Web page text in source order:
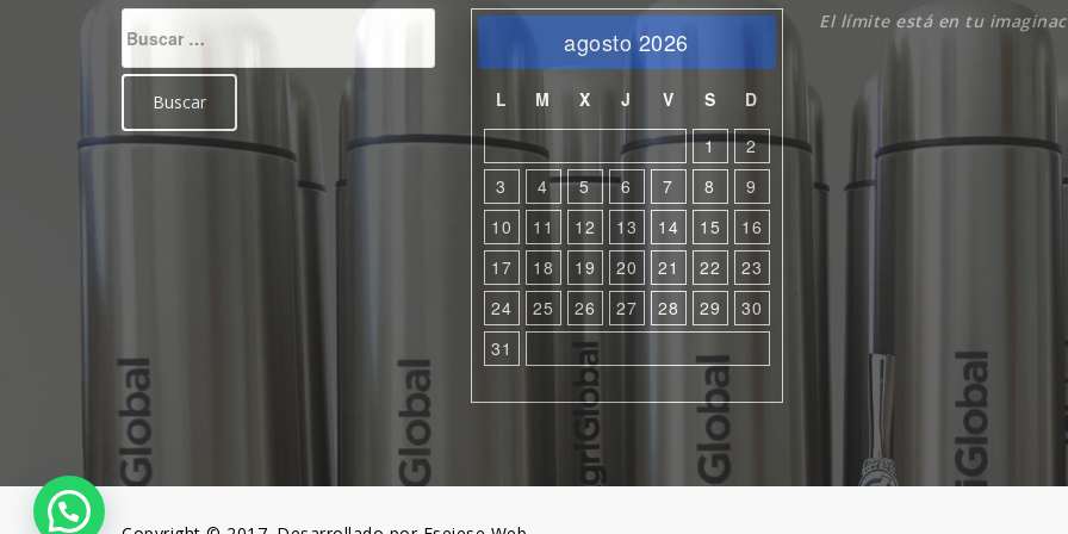
agosto 2026
L M X J V S
D
1
2
3
4 5 6 7 8
9
10
11 12 13 14 15
16
17
18 19 20 21 22
23
24
25 26 27 28 29
30
31
El límite está en tu